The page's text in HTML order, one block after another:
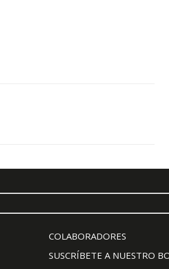
COLABORADORES
SUSCRÍBETE A NUESTRO